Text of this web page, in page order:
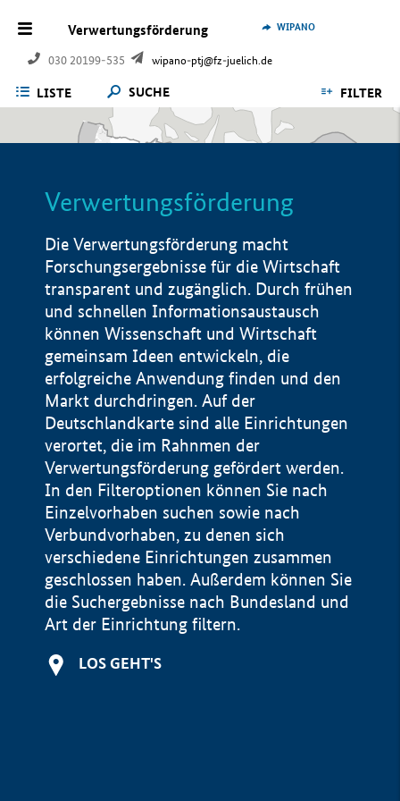
Verwertungsförderung
030 20199-535 wipano-ptj@fz-juelich.de
WIPANO
LISTE SUCHE FILTER
Verwertungsförderung
Die Verwertungsförderung macht
Forschungsergebnisse für die Wirtschaft
transparent und zugänglich. Durch frühen
und schnellen Informationsaustausch
können Wissenschaft und Wirtschaft
gemeinsam Ideen entwickeln, die
erfolgreiche Anwendung finden und den
Markt durchdringen. Auf der
Deutschlandkarte sind alle Einrichtungen
verortet, die im Rahnmen der
Verwertungsförderung gefördert werden.
In den Filteroptionen können Sie nach
Einzelvorhaben suchen sowie nach
Verbundvorhaben, zu denen sich
verschiedene Einrichtungen zusammen
geschlossen haben. Außerdem können Sie
die Suchergebnisse nach Bundesland und
Art der Einrichtung filtern.
LOS GEHT'S